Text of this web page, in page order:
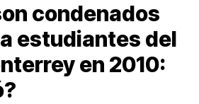
condenados
estudiantes del
en 2010: